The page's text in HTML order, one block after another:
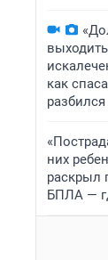
как
них
раскрыл
БПЛА —